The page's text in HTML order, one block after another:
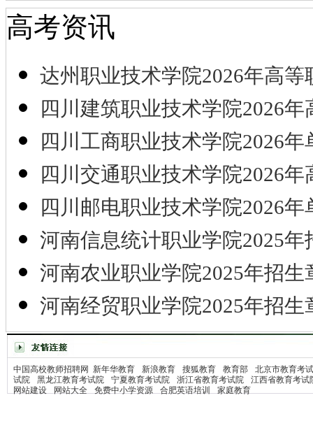
高考资讯
达州职业技术学院2026年高等
四川建筑职业技术学院2026年
四川工商职业技术学院2026年
四川交通职业技术学院2026年
四川邮电职业技术学院2026年
河南信息统计职业学院2025年
河南农业职业学院2025年招生
河南经贸职业学院2025年招生
中国高校教师招聘网 新年华教育 新浪教育 搜狐教育 教育部
北京市教育考
试院
黑龙江教育考试院 宁夏教育考试院 浙江省教育考试院
江西省教育考试
网站建设
网站大全 免费中小学资源 合肥英语培训 家庭教育